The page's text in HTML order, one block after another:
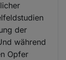
der
während
Opfer